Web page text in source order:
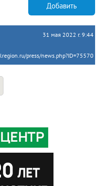
Добавить
31 мая 2022 г. 9:44
press/news.php?ID=75570